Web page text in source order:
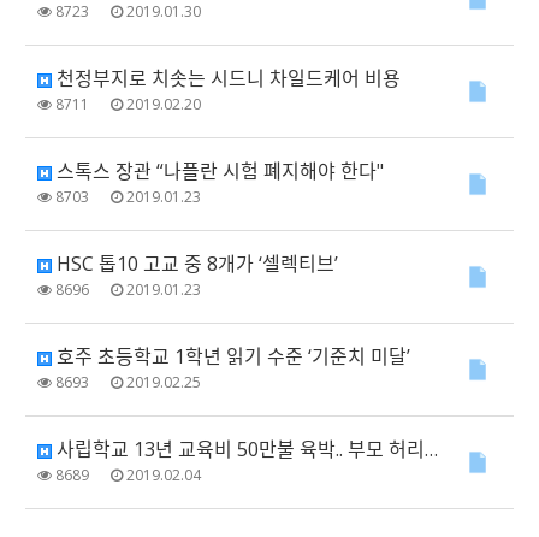
8723 2019.01.30
천정부지로 치솟는 시드니 차일드케어 비용
8711 2019.02.20
스톡스 장관 “나플란 시험 폐지해야 한다"
8703 2019.01.23
HSC 톱10 고교 중 8개가 ‘셀렉티브’
8696 2019.01.23
호주 초등학교 1학년 읽기 수준 ‘기준치 미달’
8693 2019.02.25
사립학교 13년 교육비 50만불 육박.. 부모 허리 휜다
8689 2019.02.04